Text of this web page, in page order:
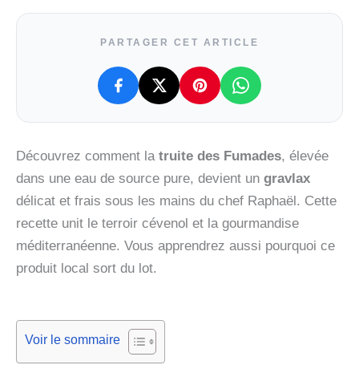
PARTAGER CET ARTICLE
Découvrez comment la truite des Fumades, élevée
dans une eau de source pure, devient un gravlax
délicat et frais sous les mains du chef Raphaël. Cette
recette unit le terroir cévenol et la gourmandise
méditerranéenne. Vous apprendrez aussi pourquoi ce
produit local sort du lot.
Voir le sommaire